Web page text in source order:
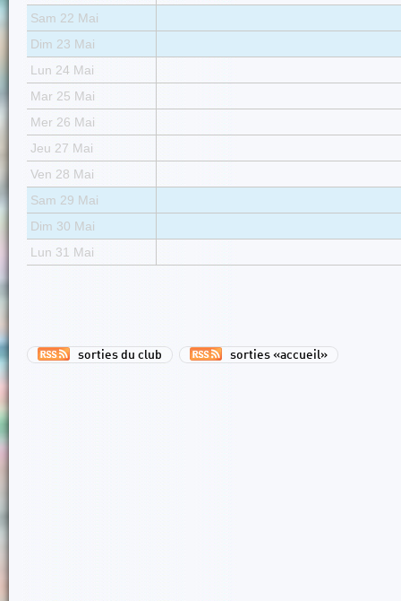
Sam 22 Mai
Dim 23 Mai
Lun 24 Mai
Mar 25 Mai
Mer 26 Mai
Jeu 27 Mai
Ven 28 Mai
Sam 29 Mai
Dim 30 Mai
Lun 31 Mai
sorties du club sorties «accueil»